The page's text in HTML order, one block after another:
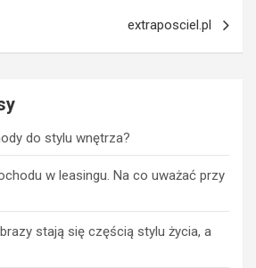
extraposciel.pl
do stylu wnętrza?
w leasingu. Na co uważać przy
stają się częścią stylu życia, a